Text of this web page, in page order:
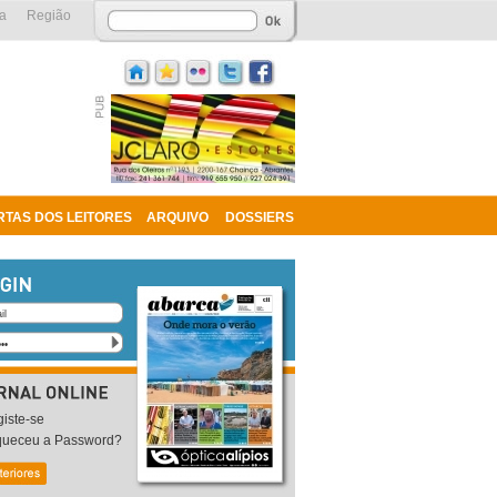
DOS LEITORES ARQUIVO DOSSIERS
Região
se
a Password?